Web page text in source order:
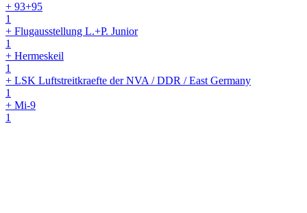
+ 93+95
1
+ Flugausstellung L.+P. Junior
1
+ Hermeskeil
1
+ LSK Luftstreitkraefte der NVA / DDR / East Germany
1
+ Mi-9
1